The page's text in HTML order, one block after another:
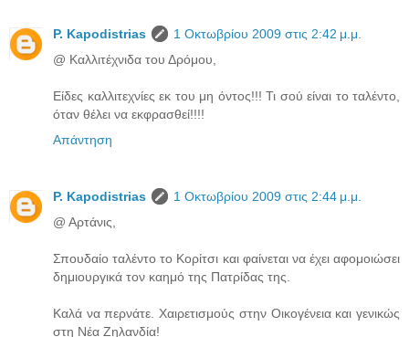
P. Kapodistrias
1 Οκτωβρίου 2009 στις 2:42 μ.μ.
@ Καλλιτέχνιδα του Δρόμου,
Είδες καλλιτεχνίες εκ του μη όντος!!! Τι σού είναι το ταλέντο,
όταν θέλει να εκφρασθεί!!!!
Απάντηση
P. Kapodistrias
1 Οκτωβρίου 2009 στις 2:44 μ.μ.
@ Αρτάνις,
Σπουδαίο ταλέντο το Κορίτσι και φαίνεται να έχει αφομοιώσει
δημιουργικά τον καημό της Πατρίδας της.
Καλά να περνάτε. Χαιρετισμούς στην Οικογένεια και γενικώς
στη Νέα Ζηλανδία!